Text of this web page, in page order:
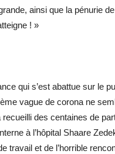
ainsi que la pénurie
! »
qui s’est abattue sur le
vague de corona ne
des centaines de
à l’hôpital Shaare
travail et de l’horrible